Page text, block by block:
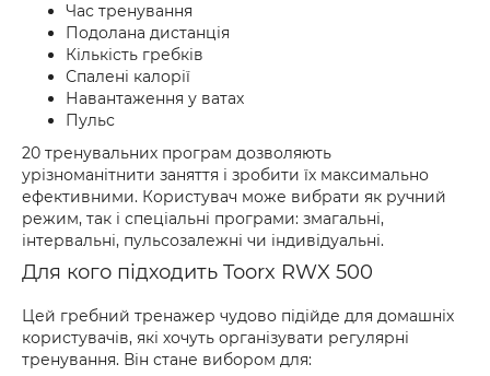
Час тренування
Подолана дистанція
Кількість гребків
Спалені калорії
Навантаження у ватах
Пульс
20 тренувальних програм дозволяють
урізноманітнити заняття і зробити їх максимально
ефективними. Користувач може вибрати як ручний
режим, так і спеціальні програми: змагальні,
інтервальні, пульсозалежні чи індивідуальні.
Для кого підходить Toorx RWX 500
Цей гребний тренажер чудово підійде для домашніх
користувачів, які хочуть організувати регулярні
тренування. Він стане вибором для: